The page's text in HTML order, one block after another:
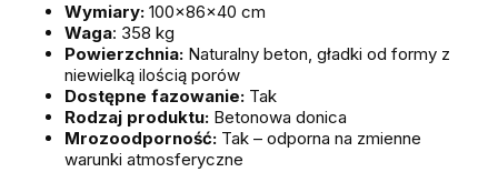
Wymiary: 100x86x40 cm
Waga: 358 kg
Powierzchnia: Naturalny beton, gładki od formy z
niewielką ilością porów
Dostępne fazowanie: Tak
Rodzaj produktu: Betonowa donica
Mrozoodporność: Tak – odporna na zmienne
warunki atmosferyczne